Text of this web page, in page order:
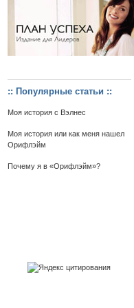
:: Популярные статьи ::
Моя история с Вэлнес
Моя история или как меня нашел
Орифлэйм
Почему я в «Орифлэйм»?